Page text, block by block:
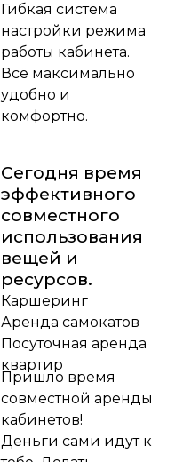
Гибкая система
настройки режима
работы кабинета.
Всё максимально
удобно и
комфортно.
Сегодня время
эффективного
совместного
использования
вещей и
ресурсов.
Каршеринг
Аренда самокатов
Посуточная аренда
квартир
Пришло время
совместной аренды
кабинетов!
Деньги сами идут к